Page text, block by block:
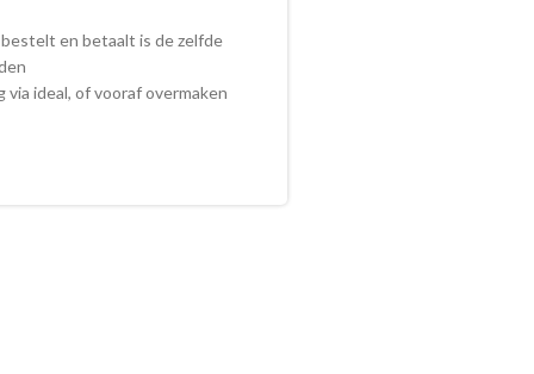
en betaalt is de zelfde
via ideal, of vooraf overmaken